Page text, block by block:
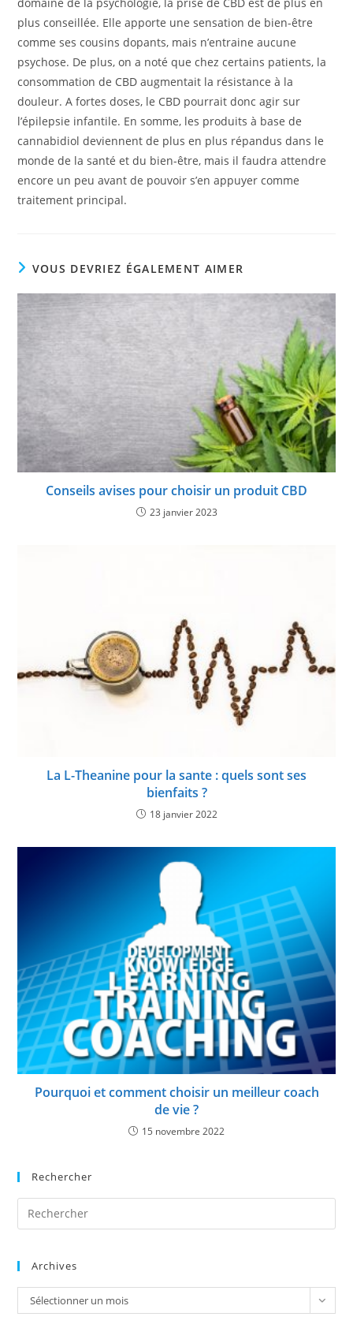
plus conseillée. Elle apporte une sensation de bien-être
comme ses cousins dopants, mais n’entraine aucune
psychose. De plus, on a noté que chez certains patients, la
consommation de CBD augmentait la résistance à la
douleur. A fortes doses, le CBD pourrait donc agir sur
l’épilepsie infantile. En somme, les produits à base de
cannabidiol deviennent de plus en plus répandus dans le
monde de la santé et du bien-être, mais il faudra attendre
encore un peu avant de pouvoir s’en appuyer comme
traitement principal.
VOUS DEVRIEZ ÉGALEMENT AIMER
Conseils avises pour choisir un produit CBD
23 janvier 2023
La L-Theanine pour la sante : quels sont ses
bienfaits ?
18 janvier 2022
Pourquoi et comment choisir un meilleur coach
de vie ?
15 novembre 2022
Rechercher
the
Archives
Archives
Sélectionner un mois